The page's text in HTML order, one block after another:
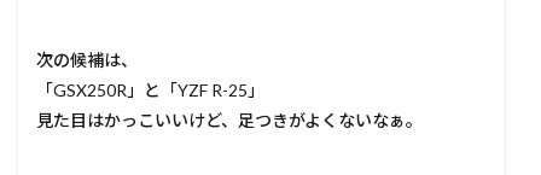
次の候補は、
「GSX250R」と「YZF R-25」
見た目はかっこいいけど、足つきがよくないなぁ。